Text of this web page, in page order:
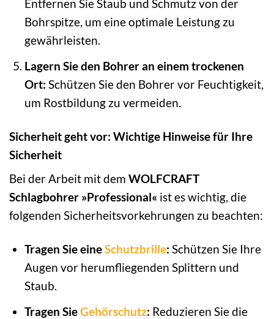
Entfernen Sie Staub und Schmutz von der
Bohrspitze, um eine optimale Leistung zu
gewährleisten.
Lagern Sie den Bohrer an einem trockenen
Ort: Schützen Sie den Bohrer vor Feuchtigkeit,
um Rostbildung zu vermeiden.
Sicherheit geht vor: Wichtige Hinweise für Ihre
Sicherheit
Bei der Arbeit mit dem WOLFCRAFT
Schlagbohrer »Professional« ist es wichtig, die
folgenden Sicherheitsvorkehrungen zu beachten:
Tragen Sie eineSchutzbrille: Schützen Sie Ihre
Augen vor herumfliegenden Splittern und
Staub.
Tragen SieGehörschutz: Reduzieren Sie die